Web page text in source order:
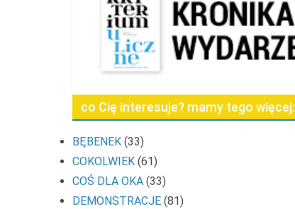
co Cię interesuje? mamy tego więcej:
BĘBENEK (33)
COKOLWIEK (61)
COŚ DLA OKA (33)
DEMONSTRACJE (81)